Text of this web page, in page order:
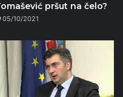
pršut na čelo?
05/10/2021